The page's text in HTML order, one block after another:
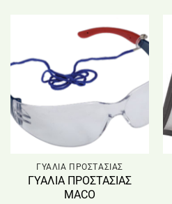
ΓΥΑΛΙΑ ΠΡΟΣΤΑΣΙΑΣ
ΓΥΑΛΙΑ ΠΡΟΣΤΑΣΙΑΣ
MACO